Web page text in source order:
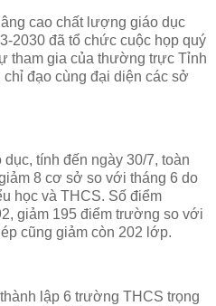
cao chất lượng giáo dục
2030 đã tổ chức cuộc họp quý
tham gia của thường trực Tỉnh
chỉ đạo cùng đại diện các sở
tính đến ngày 30/7, toàn
8 cơ sở so với tháng 6 do
học và THCS. Số điểm
giảm 195 điểm trường so với
cũng giảm còn 202 lớp.
lập 6 trường THCS trọng